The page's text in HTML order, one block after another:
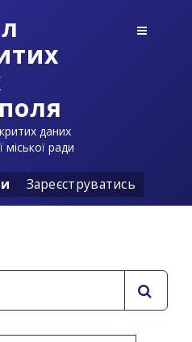
даних
міської ради
Зареєструватись